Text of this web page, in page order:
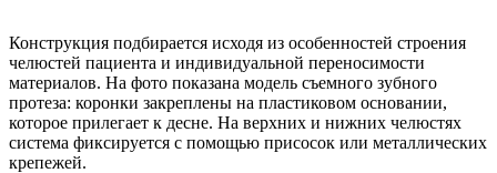
Конструкция подбирается исходя из особенностей строения
челюстей пациента и индивидуальной переносимости
материалов. На фото показана модель съемного зубного
протеза: коронки закреплены на пластиковом основании,
которое прилегает к десне. На верхних и нижних челюстях
система фиксируется с помощью присосок или металлических
крепежей.